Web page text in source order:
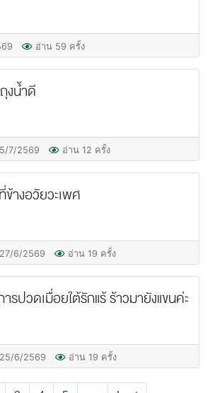
อ่าน 59 ครั้ง
งน้ำดี
5/7/2569 อ่าน 12 ครั้ง
างอวัยวะเพศ
27/6/2569 อ่าน 19 ครั้ง
รปวดเมื่อยใต้รักแร้ ร้าวมายังแขนค่ะ
25/6/2569 อ่าน 19 ครั้ง